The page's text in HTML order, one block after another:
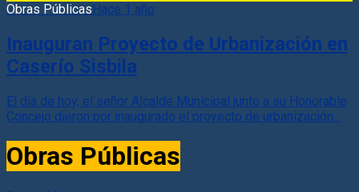
Obras PúblicasHace 1 año
Inauguran Proyecto de Urbanización en
Caserío Sisbila
El día de hoy, el señor Alcalde Municipal junto a su Honorable
Concejo dieron por inaugurado el proyecto de urbanización...
Obras Públicas